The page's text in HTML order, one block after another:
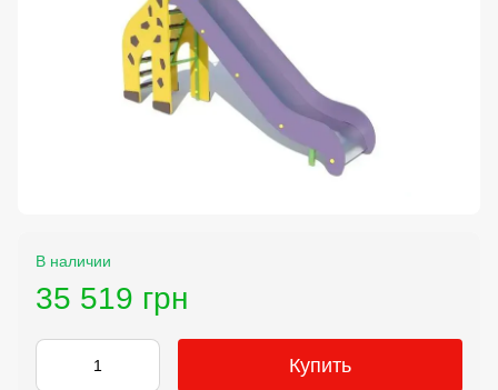
В наличии
35 519 грн
Купить